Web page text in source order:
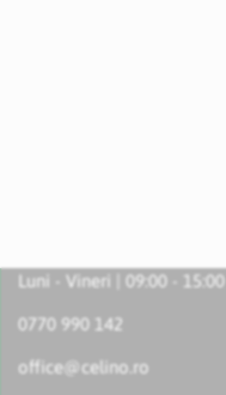
Luni - Vineri | 09:00 - 15:00
0770 990 142
office@celino.ro